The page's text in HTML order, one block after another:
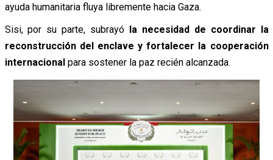
ayuda humanitaria fluya libremente hacia Gaza.
Sisi, por su parte, subrayó la necesidad de coordinar la
reconstrucción del enclave y fortalecer la cooperación
internacionalpara sostener la paz recién alcanzada.